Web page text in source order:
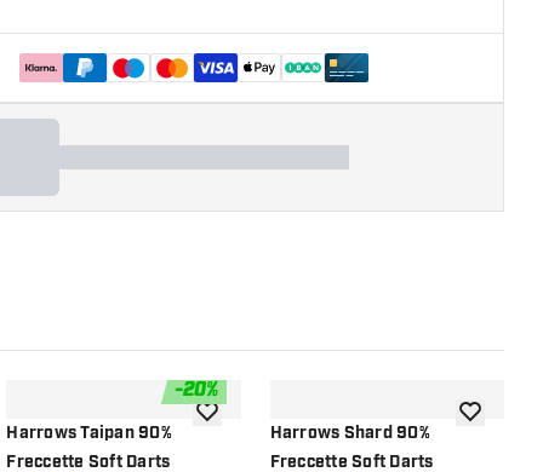
alla lista dei desideri
-20%
Harrows Taipan 90%
Freccette Soft Darts
aggiungi alla lista dei desideri
Harrows Shard 90%
Freccette Soft Darts
aggiungi